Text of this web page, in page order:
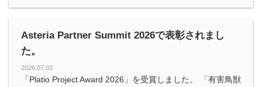
Asteria Partner Summit 2026で表彰されまし
た。
2026.07.03
「Platio Project Award 2026」を受賞しました。 「有害鳥獣